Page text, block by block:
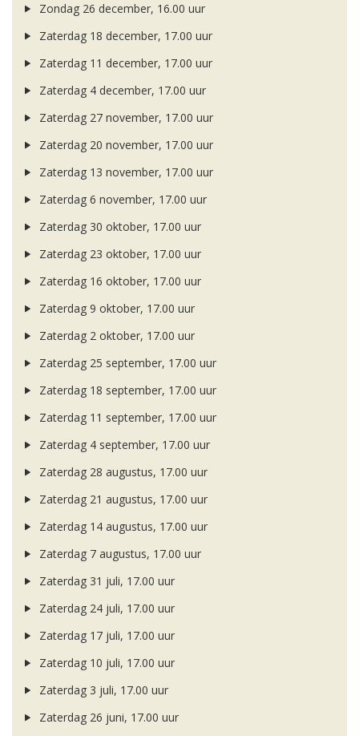
Zondag 26 december, 16.00 uur
Zaterdag 18 december, 17.00 uur
Zaterdag 11 december, 17.00 uur
Zaterdag 4 december, 17.00 uur
Zaterdag 27 november, 17.00 uur
Zaterdag 20 november, 17.00 uur
Zaterdag 13 november, 17.00 uur
Zaterdag 6 november, 17.00 uur
Zaterdag 30 oktober, 17.00 uur
Zaterdag 23 oktober, 17.00 uur
Zaterdag 16 oktober, 17.00 uur
Zaterdag 9 oktober, 17.00 uur
Zaterdag 2 oktober, 17.00 uur
Zaterdag 25 september, 17.00 uur
Zaterdag 18 september, 17.00 uur
Zaterdag 11 september, 17.00 uur
Zaterdag 4 september, 17.00 uur
Zaterdag 28 augustus, 17.00 uur
Zaterdag 21 augustus, 17.00 uur
Zaterdag 14 augustus, 17.00 uur
Zaterdag 7 augustus, 17.00 uur
Zaterdag 31 juli, 17.00 uur
Zaterdag 24 juli, 17.00 uur
Zaterdag 17 juli, 17.00 uur
Zaterdag 10 juli, 17.00 uur
Zaterdag 3 juli, 17.00 uur
Zaterdag 26 juni, 17.00 uur